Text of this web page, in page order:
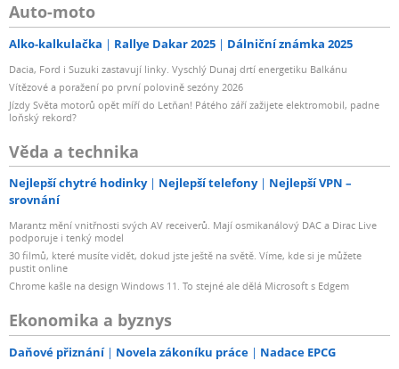
Auto-moto
Alko-kalkulačka Rallye Dakar 2025 Dálniční známka 2025
Dacia, Ford i Suzuki zastavují linky. Vyschlý Dunaj drtí energetiku Balkánu
Vítězové a poražení po první polovině sezóny 2026
Jízdy Světa motorů opět míří do Letňan! Pátého září zažijete elektromobil, padne
loňský rekord?
Věda a technika
Nejlepší chytré hodinky Nejlepší telefony
Nejlepší VPN –
srovnání
Marantz mění vnitřnosti svých AV receiverů. Mají osmikanálový DAC a Dirac Live
podporuje i tenký model
30 filmů, které musíte vidět, dokud jste ještě na světě. Víme, kde si je můžete
pustit online
Chrome kašle na design Windows 11. To stejné ale dělá Microsoft s Edgem
Ekonomika a byznys
Daňové přiznání Novela zákoníku práce Nadace EPCG